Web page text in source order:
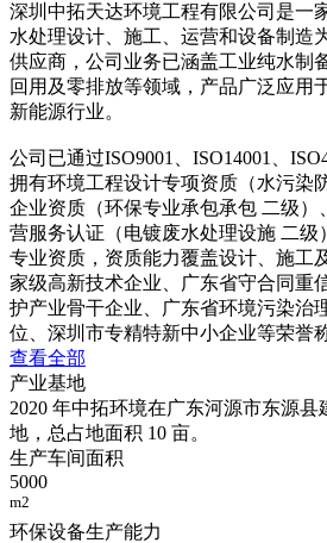
深圳中拓天达环境工程有限公司是一
水处理设计、施工、运营和设备制造
供应商，公司业务已涵盖工业纯水制
回用及零排放等领域，产品广泛应用
新能源行业。
公司已通过ISO9001、ISO14001、
拥有环境工程设计专项资质（水污染
企业资质（环保专业承包承包 二级）
营服务认证（电镀废水处理设施 二级
专业资质，资质能力覆盖设计、施工
家级高新技术企业、广东省守合同重
护产业骨干企业、广东省环境污染治
位、深圳市专精特新中小企业等荣誉
查看全部
产业基地
2020 年中拓环境在广东河源市东源
地，总占地面积 10 亩。
生产车间面积
5000
m2
环保设备生产能力